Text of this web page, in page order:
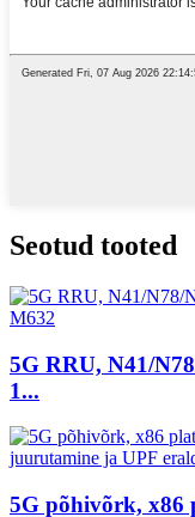
Seotud tooted
5G RRU, N41/
1...
5G põhivõrk, x86